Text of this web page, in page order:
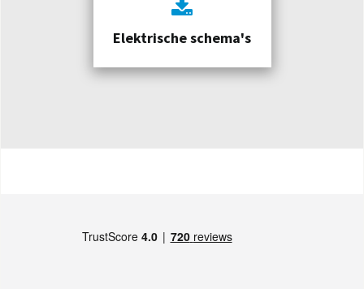
Elektrische schema's